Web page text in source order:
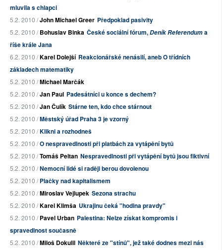
mluvila s chlapci
5.2. 2010 /John Michael Greer Předpoklad pasivity
5.2. 2010 /Bohuslav Binka České sociální fórum,Deník Referenduma
říše krále Jana
6.2. 2010 /Karel Dolejší Reakcionářské nenásilí, aneb O třídních
základech matematiky
5.2. 2010 /Michael Marčák
5.2. 2010 /Jan Paul Padesátníci u konce s dechem?
5.2. 2010 /Jan Čulík Stárne ten, kdo chce stárnout
5.2. 2010 /Městský úřad Praha 3 je vzorný
5.2. 2010 /Klikni a rozhodneš
5.2. 2010 /O nespravedlnosti při platbách za vytápění bytů
5.2. 2010 /Tomáš Peltan Nespravedlnosti při vytápění bytů jsou fiktivní
5.2. 2010 /Nemocní lidé si raději berou dovolenou
5.2. 2010 /Plačky nad kapitalismem
5.2. 2010 /Miroslav Vejlupek Sezona strachu
5.2. 2010 /Karel Klimša Ukrajinu čeká "hodina pravdy"
5.2. 2010 /Pavel Urban Palestina: Nelze získat kompromis i
spravedlnost současně
5.2. 2010 /Miloš Dokulil Některé ze "stínů", jež také dodnes mezi nás